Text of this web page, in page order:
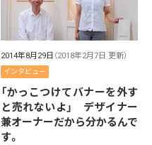
2014年8月29日 （2018年2月7日 更新）
インタビュー
「かっこつけてバナーを外す
と売れないよ」 デザイナー
兼オーナーだから分かるんで
す。